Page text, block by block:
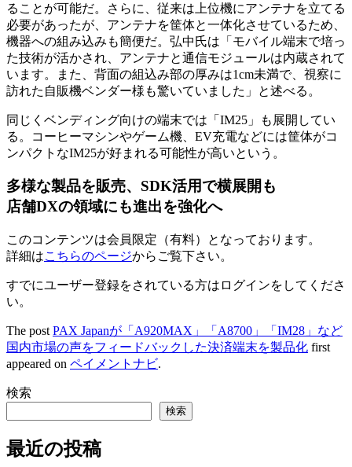
ることが可能だ。さらに、従来は上位機にアンテナを立てる
必要があったが、アンテナを筐体と一体化させているため、
機器への組み込みも簡便だ。弘中氏は「モバイル端末で培っ
た技術が活かされ、アンテナと通信モジュールは内蔵されて
います。また、背面の組込み部の厚みは1cm未満で、視察に
訪れた自販機ベンダー様も驚いていました」と述べる。
同じくベンディング向けの端末では「IM25」も展開してい
る。コーヒーマシンやゲーム機、EV充電などには筐体がコ
ンパクトなIM25が好まれる可能性が高いという。
多様な製品を販売、SDK活用で横展開も
店舗DXの領域にも進出を強化へ
このコンテンツは会員限定（有料）となっております。
詳細はこちらのページからご覧下さい。
すでにユーザー登録をされている方は ログインをしてくださ
い。
The post PAX Japanが「A920MAX」「A8700」「IM28」など
国内市場の声をフィードバックした決済端末を製品化 first
appeared on ペイメントナビ.
検索
検索
最近の投稿